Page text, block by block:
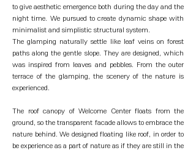
to give aesthetic emergence both during the day and the
night time. We pursued to create dynamic shape with
minimalist and simplistic structural system.
The glamping naturally settle like leaf veins on forest
paths along the gentle slope. They are designed, which
was inspired from leaves and pebbles. From the outer
terrace of the glamping, the scenery of the nature is
experienced.
The roof canopy of Welcome Center floats from the
ground, so the transparent facade allows to embrace the
nature behind. We designed floating like roof, in order to
be experience as a part of nature as if they are still in the